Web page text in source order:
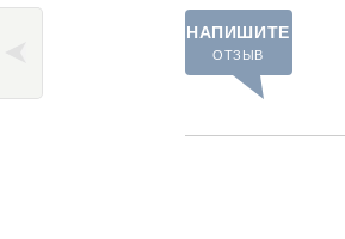
НАПИШИТЕ
ОТЗЫВ